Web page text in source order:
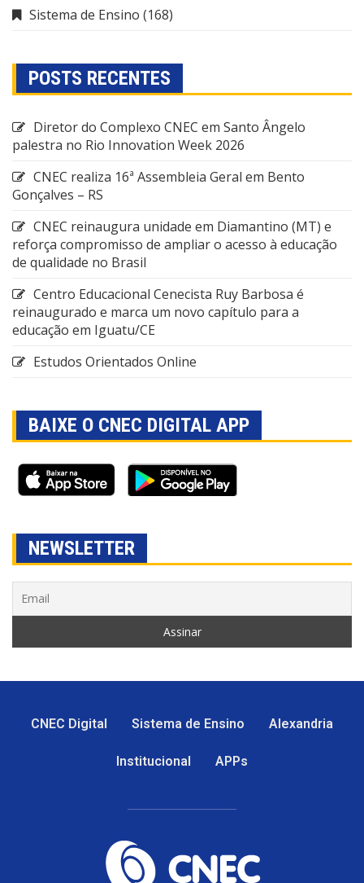
Sistema de Ensino (168)
POSTS RECENTES
Diretor do Complexo CNEC em Santo Ângelo
palestra no Rio Innovation Week 2026
CNEC realiza 16ª Assembleia Geral em Bento
Gonçalves – RS
CNEC reinaugura unidade em Diamantino (MT) e
reforça compromisso de ampliar o acesso à educação
de qualidade no Brasil
Centro Educacional Cenecista Ruy Barbosa é
reinaugurado e marca um novo capítulo para a
educação em Iguatu/CE
Estudos Orientados Online
BAIXE O CNEC DIGITAL APP
NEWSLETTER
CNEC Digital Sistema de Ensino Alexandria
Institucional APPs